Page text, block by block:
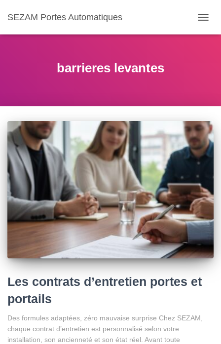
SEZAM Portes Automatiques
LA
barrieres levantes
Les contrats d’entretien portes et
portails
Des formules adaptées, zéro mauvaise surprise Chez SEZAM,
chaque contrat d’entretien est personnalisé selon votre
installation, son ancienneté et son état réel. Avant toute